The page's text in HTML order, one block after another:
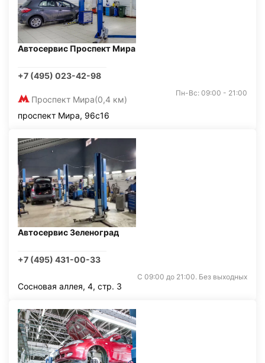
Автосервис Проспект Мира
+7 (495) 023-42-98
Проспект Мира(0,4 км)
Пн-Вс: 09:00 - 21:00
проспект Мира, 96с16
Автосервис Зеленоград
+7 (495) 431-00-33
С 09:00 до 21:00. Без выходных
Сосновая аллея, 4, стр. 3